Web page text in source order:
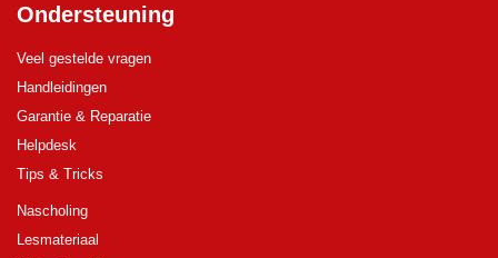
Ondersteuning
Veel gestelde vragen
Handleidingen
Garantie & Reparatie
Helpdesk
Tips & Tricks
Nascholing
Lesmateriaal